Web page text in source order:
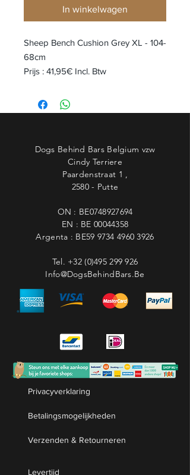
In winkelwagen
Sheep Bench Cushion Grey XL - 104-
68cm
Prijs : 41,95€ Incl. Btw
Dogs Behind Bars Belgium vzw
Cindy Terriere
Paardenstraat 1 ,
2580 - Putte
ON : BE0748927694
EN : BE 00044358
Argenta : BE59 9734 4960 3926
Tel. +32 (0)495 299 926
Info@DogsBehindBars.Be
Privacyverklaring
Betalingsmogelijkheden
Verzenden & Retourneren
Levertijd